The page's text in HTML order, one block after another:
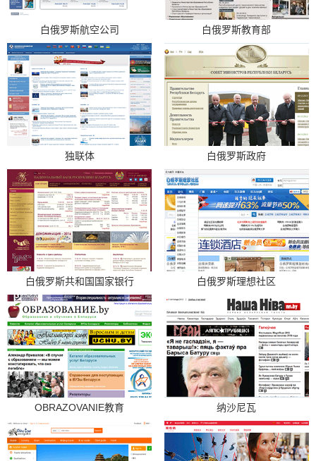
白俄罗斯航空公司 白俄罗斯教育部
独联体 白俄罗斯政府
白俄罗斯共和国国家银行 白俄罗斯理想社区
OBRAZOVANIE教育 纳沙尼瓦